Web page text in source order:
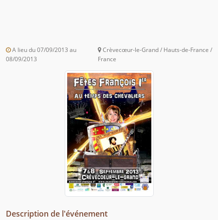
A lieu du 07/09/2013 au
08/09/2013
Crèvecœur-le-Grand / Hauts-de-France /
France
Description de l'événement